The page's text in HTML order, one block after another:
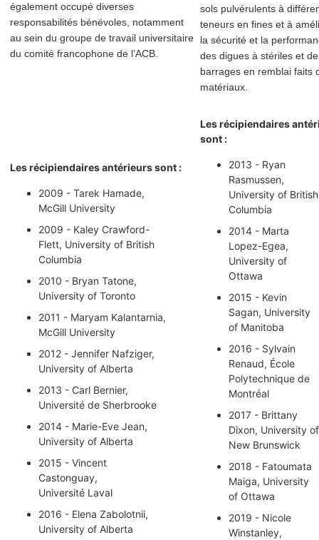
également occupé diverses
responsabilités bénévoles, notamment
au sein du groupe de travail universitaire
du comité francophone de l’ACB.
sols pulvérulents à
teneurs en fines et à
la sécurité et la
des digues à stériles et
barrages en remblai faits
matériaux.
Les récipiendaires antérieurs sont :
2009 - Tarek Hamade,
McGill University
2009 - Kaley Crawford-
Flett, University of British
Columbia
2010 - Bryan Tatone,
University of Toronto
2011 - Maryam Kalantarnia,
McGill University
2012 - Jennifer Nafziger,
University of Alberta
2013 - Carl Bernier,
Université de Sherbrooke
2014 - Marie-Eve Jean,
University of Alberta
2015 - Vincent
Castonguay,
Université Laval
2016 - Elena Zabolotnii,
University of Alberta
Les récipiendaires
sont :
2013 - Ryan
Rasmussen,
University of British
Columbia
2014 - Marta
Lopez-Egea,
University of
Ottawa
2015 - Kevin
Sagan, University
of Manitoba
2016 - Sylvain
Renaud, École
Polytechnique de
Montréal
2017 - Brittany
Dixon, University of
New Brunswick
2018 - Fatoumata
Maiga, University
of Ottawa
2019 - Nicole
Winstanley,